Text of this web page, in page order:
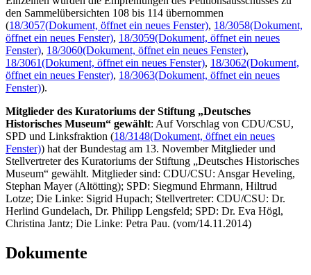
den Sammelübersichten 108 bis 114 übernommen
(18/3057(Dokument, öffnet ein neues Fenster), 18/3058(Dokument,
öffnet ein neues Fenster), 18/3059(Dokument, öffnet ein neues
Fenster), 18/3060(Dokument, öffnet ein neues Fenster),
18/3061(Dokument, öffnet ein neues Fenster), 18/3062(Dokument,
öffnet ein neues Fenster), 18/3063(Dokument, öffnet ein neues
Fenster)).
Mitglieder des Kuratoriums der Stiftung „Deutsches
Historisches Museum“ gewählt: Auf Vorschlag von CDU/CSU,
SPD und Linksfraktion (18/3148(Dokument, öffnet ein neues
Fenster)) hat der Bundestag am 13. November Mitglieder und
Stellvertreter des Kuratoriums der Stiftung „Deutsches Historisches
Museum“ gewählt. Mitglieder sind: CDU/CSU: Ansgar Heveling,
Stephan Mayer (Altötting); SPD: Siegmund Ehrmann, Hiltrud
Lotze; Die Linke: Sigrid Hupach; Stellvertreter: CDU/CSU: Dr.
Herlind Gundelach, Dr. Philipp Lengsfeld; SPD: Dr. Eva Högl,
Christina Jantz; Die Linke: Petra Pau. (vom/14.11.2014)
Dokumente